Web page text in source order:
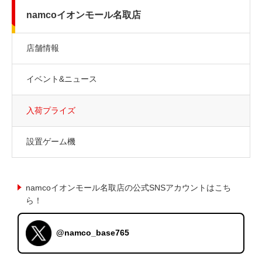
namcoイオンモール名取店
店舗情報
イベント&ニュース
入荷プライズ
設置ゲーム機
namcoイオンモール名取店の公式SNSアカウントはこち
ら！
@namco_base765